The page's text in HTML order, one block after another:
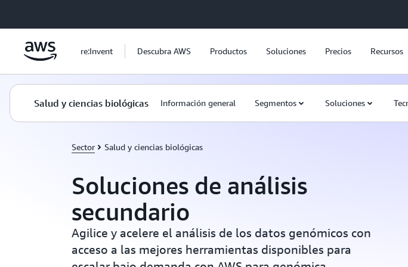
re:Invent Descubra AWS Productos Soluciones Precios Recursos
Salud y ciencias biológicas Información general Segmentos Soluciones
Sector Salud y ciencias biológicas
Soluciones de análisis
secundario
Agilice y acelere el análisis de los datos genómicos con
acceso a las mejores herramientas disponibles para